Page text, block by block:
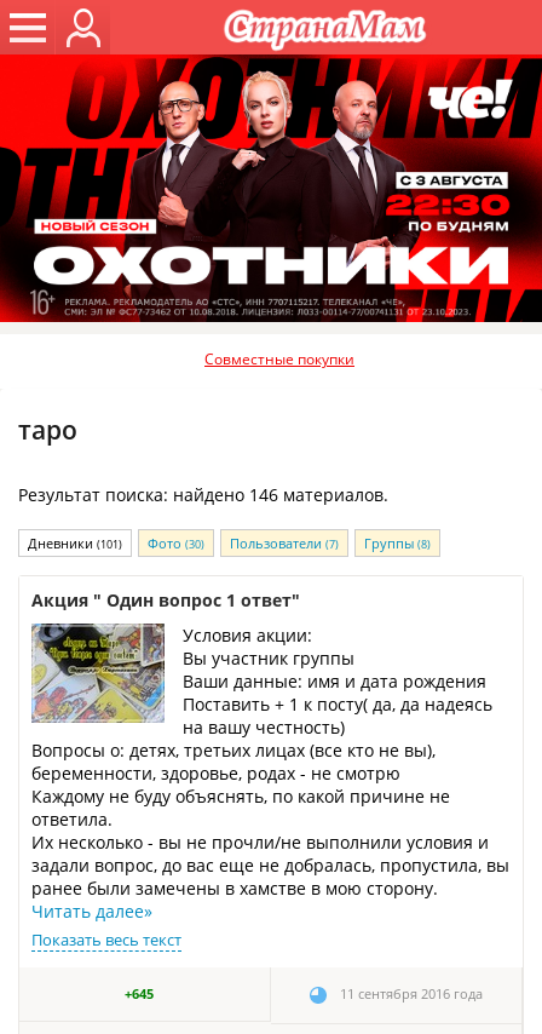
Совместные покупки
таро
Результат поиска: найдено 146 материалов.
Дневники (101) Фото (30) Пользователи (7) Группы (8)
Акция " Один вопрос 1 ответ"
Условия акции:
Вы участник группы
Ваши данные: имя и дата рождения
Поставить + 1 к посту( да, да надеясь
на вашу честность)
Вопросы о: детях, третьих лицах (все кто не вы),
беременности, здоровье, родах - не смотрю
Каждому не буду объяснять, по какой причине не
ответила.
Их несколько - вы не прочли/не выполнили условия и
задали вопрос, до вас еще не добралась, пропустила, вы
ранее были замечены в хамстве в мою сторону.
Читать далее»
Показать весь текст
+645 11 сентября 2016 года